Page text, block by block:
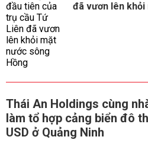
đã vươn lên
Thái An Holdings cùng
làm tổ hợp cảng biển đô
USD ở Quảng Ninh